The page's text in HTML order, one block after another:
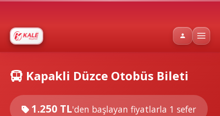
Kapakli Düzce Otobüs Bileti
1.250 TL'den başlayan fiyatlarla 1 sefer